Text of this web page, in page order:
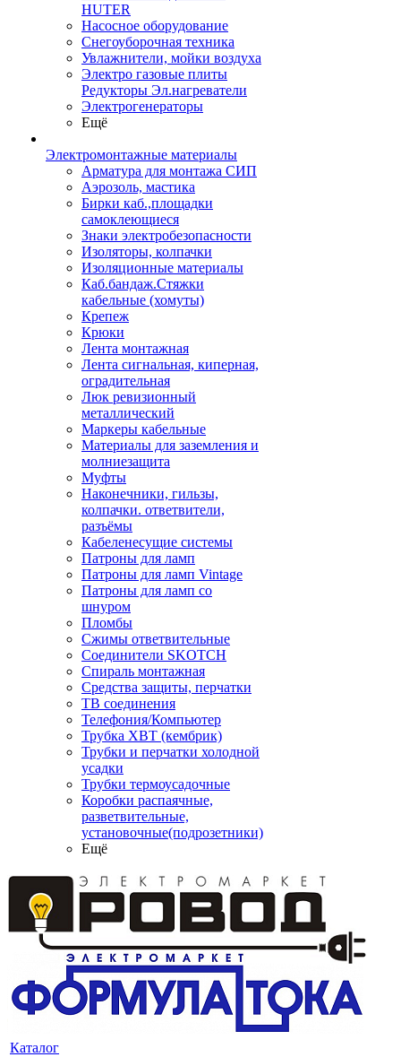
HUTER
Насосное оборудование
Снегоуборочная техника
Увлажнители, мойки воздуха
Электро газовые плиты
Редукторы Эл.нагреватели
Электрогенераторы
Ещё
Электромонтажные материалы
Арматура для монтажа СИП
Аэрозоль, мастика
Бирки каб.,площадки
самоклеющиеся
Знаки электробезопасности
Изоляторы, колпачки
Изоляционные материалы
Каб.бандаж.Стяжки
кабельные (хомуты)
Крепеж
Крюки
Лента монтажная
Лента сигнальная, киперная,
оградительная
Люк ревизионный
металлический
Маркеры кабельные
Материалы для заземления и
молниезащита
Муфты
Наконечники, гильзы,
колпачки. ответвители,
разъёмы
Кабеленесущие системы
Патроны для ламп
Патроны для ламп Vintage
Патроны для ламп со
шнуром
Пломбы
Сжимы ответвительные
Соединители SKOTCH
Спираль монтажная
Средства защиты, перчатки
ТВ соединения
Телефония/Компьютер
Трубка ХВТ (кембрик)
Трубки и перчатки холодной
усадки
Трубки термоусадочные
Коробки распаячные,
разветвительные,
установочные(подрозетники)
Ещё
Каталог